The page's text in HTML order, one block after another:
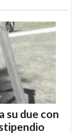
su due con